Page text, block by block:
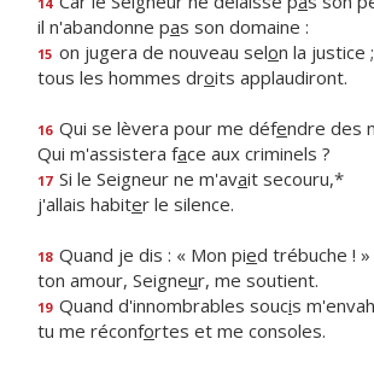
il n'abandonne pas son domaine :
15 on jugera de nouveau selon la justice ;
tous les hommes droits applaudiront.
16 Qui se lèvera pour me défendre des
Qui m'assistera face aux criminels ?
17 Si le Seigneur ne m'avait secouru,*
j'allais habiter le silence.
18 Quand je dis : « Mon pied trébuche ! »
ton amour, Seigneur, me soutient.
19 Quand d'innombrables soucis
tu me réconfortes et me consoles.